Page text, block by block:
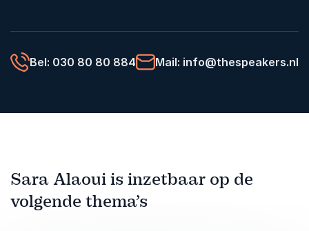
Bel: 030 80 80 884 Mail: info@thespeakers.nl
Sara Alaoui is inzetbaar op de
volgende thema’s